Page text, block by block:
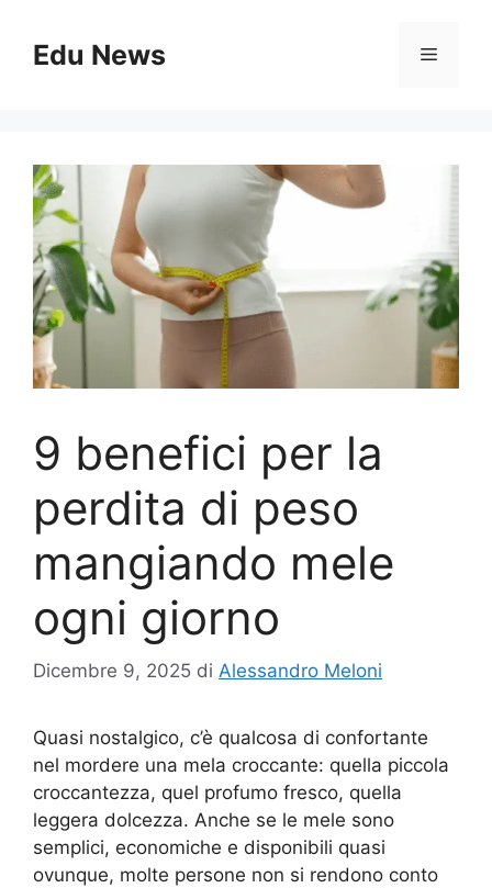
contenuto
Edu News Menu
9 benefici per la
perdita di peso
mangiando mele
ogni giorno
Dicembre 9, 2025 di Alessandro Meloni
Quasi nostalgico, c’è qualcosa di confortante
nel mordere una mela croccante: quella piccola
croccantezza, quel profumo fresco, quella
leggera dolcezza. Anche se le mele sono
semplici, economiche e disponibili quasi
ovunque, molte persone non si rendono conto